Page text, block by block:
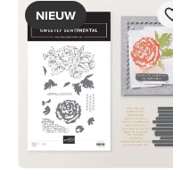
NIEUW